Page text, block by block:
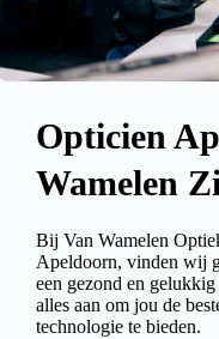
Opticien
Wamelen
Bij Van Wamelen
Apeldoorn, vinden wij
een gezond en
alles aan om jou de
technologie te bieden.